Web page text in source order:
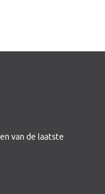
van de laatste